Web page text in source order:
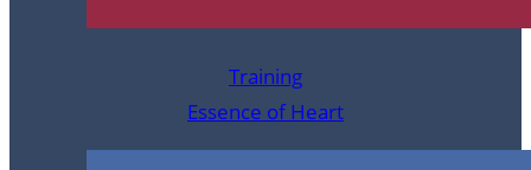
Training
Essence of Heart